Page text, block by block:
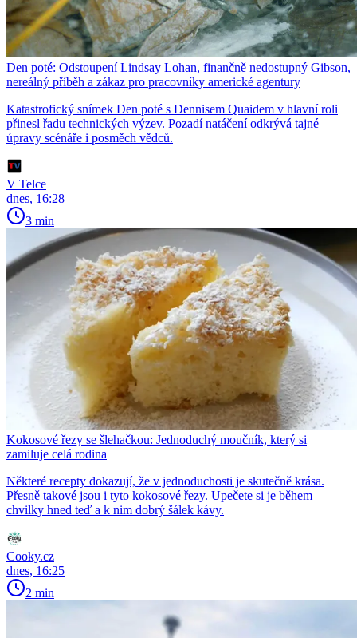
Den poté: Odstoupení Lindsay Lohan, finančně nedostupný Gibson,
nereálný příběh a zákaz pro pracovníky americké agentury
Katastrofický snímek Den poté s Dennisem Quaidem v hlavní roli
přinesl řadu technických výzev. Pozadí natáčení odkrývá tajné
úpravy scénáře i posměch vědců.
V Telce
dnes, 16:28
3 min
Kokosové řezy se šlehačkou: Jednoduchý moučník, který si
zamiluje celá rodina
Některé recepty dokazují, že v jednoduchosti je skutečně krása.
Přesně takové jsou i tyto kokosové řezy. Upečete si je během
chvilky hned teď a k nim dobrý šálek kávy.
Cooky.cz
dnes, 16:25
2 min